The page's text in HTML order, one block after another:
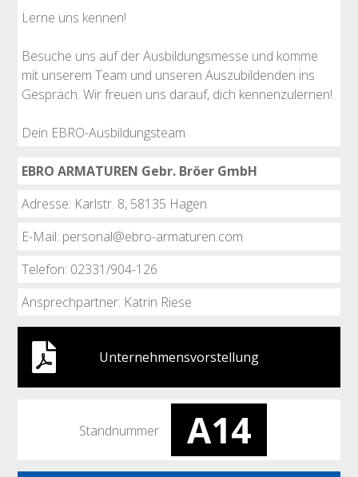
Lerne uns kennen!
Besuche uns auf der Ausbildungsmesse und komme
mit unserem Team und unseren Auszubildenden ins
Gespräch. Wir freuen uns darauf, dich kennenzulernen!
Dein EBRO-Ausbildungsteam
EBRO ARMATUREN Gebr. Bröer GmbH
Adresse: Karlstr. 8, 58135 Hagen
E-Mail: personal@ebro-armaturen.com
Telefon: 02331/904-126
Ansprechpartner: Katrin Riese
Unternehmensvorstellung
Standnummer A14